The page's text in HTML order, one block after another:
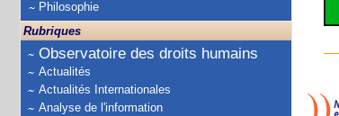
Philosophie
Rubriques
Observatoire des droits humains
Actualités
Actualités Internationales
Analyse de l'information